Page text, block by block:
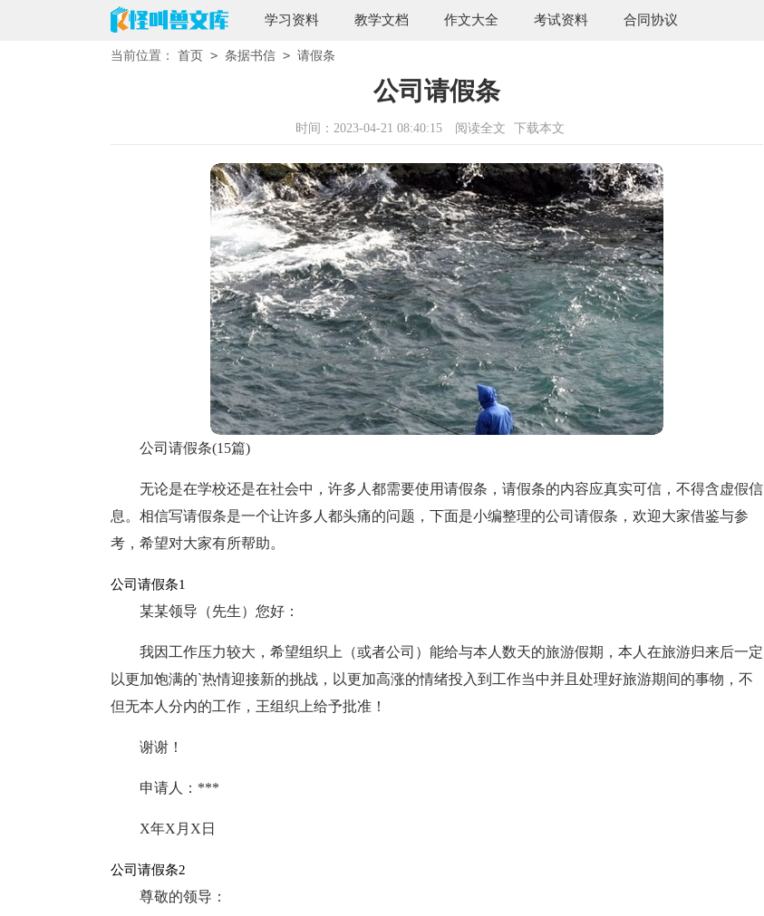
学习资料 教学文档 作文大全 考试资料 合同协议
当前位置： 首页 > 条据书信 > 请假条
公司请假条
时间：2023-04-21 08:40:15 阅读全文 下载本文
公司请假条(15篇)
无论是在学校还是在社会中，许多人都需要使用请假条，请假条的内容应真实可信，不得含虚假信
息。相信写请假条是一个让许多人都头痛的问题，下面是小编整理的公司请假条，欢迎大家借鉴与参
考，希望对大家有所帮助。
公司请假条1
某某领导（先生）您好：
我因工作压力较大，希望组织上（或者公司）能给与本人数天的旅游假期，本人在旅游归来后一定
以更加饱满的`热情迎接新的挑战，以更加高涨的情绪投入到工作当中并且处理好旅游期间的事物，不
但无本人分内的工作，王组织上给予批准！
谢谢！
申请人：***
X年X月X日
公司请假条2
尊敬的领导：